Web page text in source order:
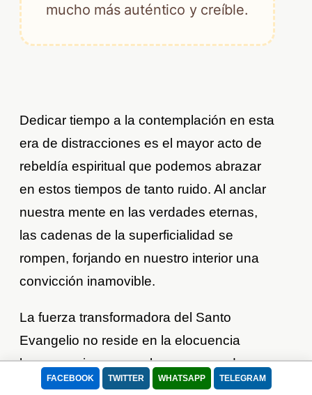
FACEBOOK TWITTER WHATSAPP TELEGRAM
mucho más auténtico y creíble.
Dedicar tiempo a la contemplación en esta
era de distracciones es el mayor acto de
rebeldía espiritual que podemos abrazar
en estos tiempos de tanto ruido. Al anclar
nuestra mente en las verdades eternas,
las cadenas de la superficialidad se
rompen, forjando en nuestro interior una
convicción inamovible.
La fuerza transformadora del Santo
Evangelio no reside en la elocuencia
humana, sino en un alma enamorada que
transparenta la gloria de Cristo. No temas